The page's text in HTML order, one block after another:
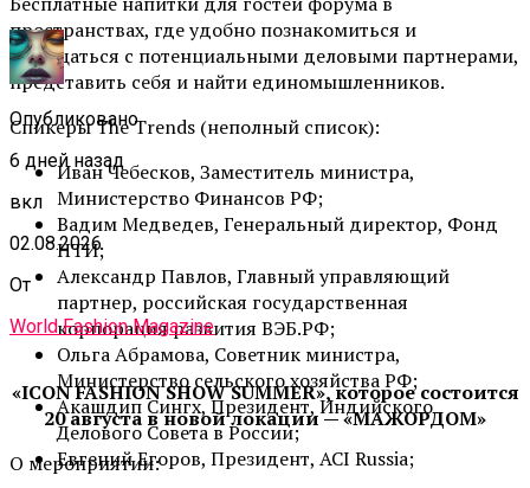
пространствах, где удобно познакомиться и
пообщаться с потенциальными деловыми партнерами,
представить себя и найти единомышленников.
Спикеры The Trends (неполный список):
Иван Чебесков, Заместитель министра,
Министерство Финансов РФ;
Вадим Медведев, Генеральный директор, Фонд
НТИ;
Александр Павлов, Главный управляющий
партнер, российская государственная
корпорация развития ВЭБ.РФ;
Ольга Абрамова, Советник министра,
Министерство сельского хозяйства РФ;
Акашдип Сингх, Президент, Индийского
Делового Совета в России;
Евгений Егоров, Президент, ACI Russia;
Опубликовано
6 дней назад
вкл
02.08.2026
От
World Fashion Magazine
«ICON FASHION SHOW SUMMER», которое состоится
20 августа в новой локации — «МАЖОРДОМ»
О мероприятии: